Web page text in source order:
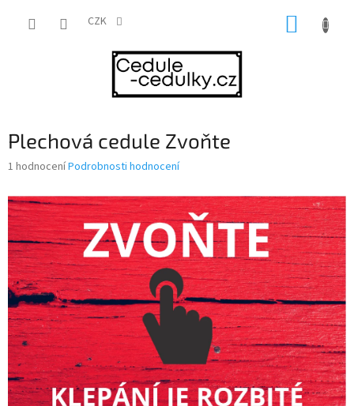
CZK
Plechová cedule Zvoňte
Průměrné
produktu
je
5,0
z
5
hvězdiček.
1 hodnoceníPodrobnosti hodnocení